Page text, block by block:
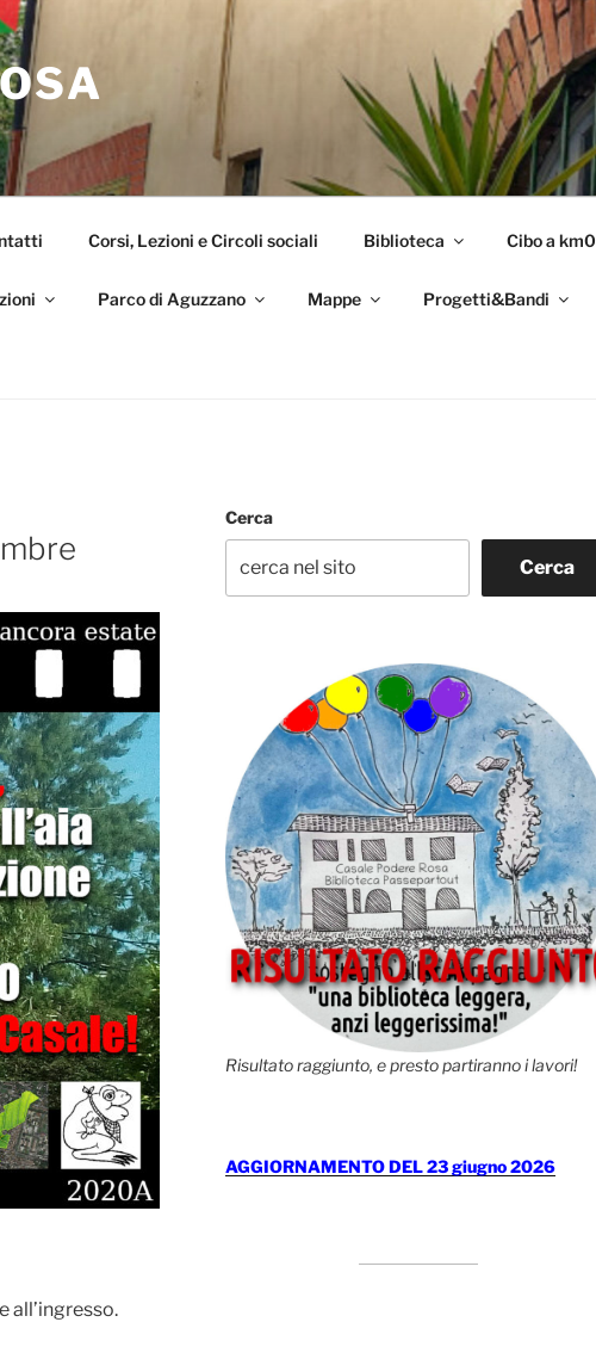
Corsi, Lezioni e Circoli sociali Biblioteca Cibo a km0
Parco di Aguzzano Mappe Progetti&Bandi
all’ingresso.
Cerca
Cerca
Risultato raggiunto, e presto partiranno i lavori!
AGGIORNAMENTO DEL 23 giugno 2026